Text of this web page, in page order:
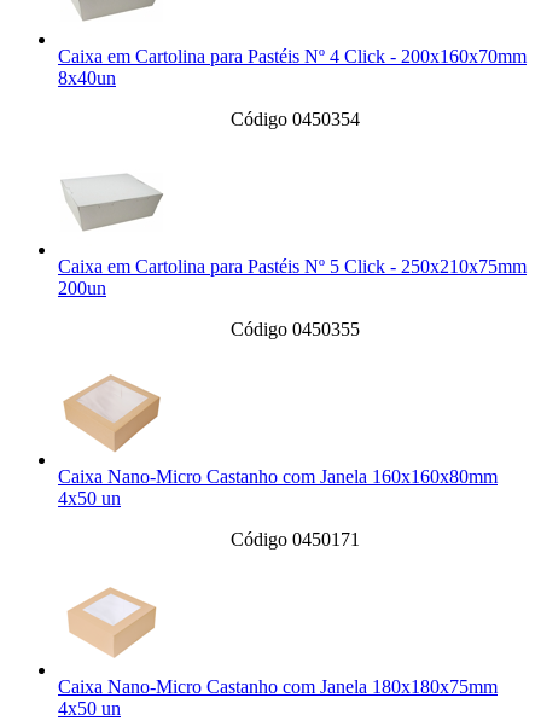
Caixa em Cartolina para Pastéis Nº 4 Click - 200x160x70mm
8x40un
Código 0450354
Caixa em Cartolina para Pastéis Nº 5 Click - 250x210x75mm
200un
Código 0450355
Caixa Nano-Micro Castanho com Janela 160x160x80mm
4x50 un
Código 0450171
Caixa Nano-Micro Castanho com Janela 180x180x75mm
4x50 un